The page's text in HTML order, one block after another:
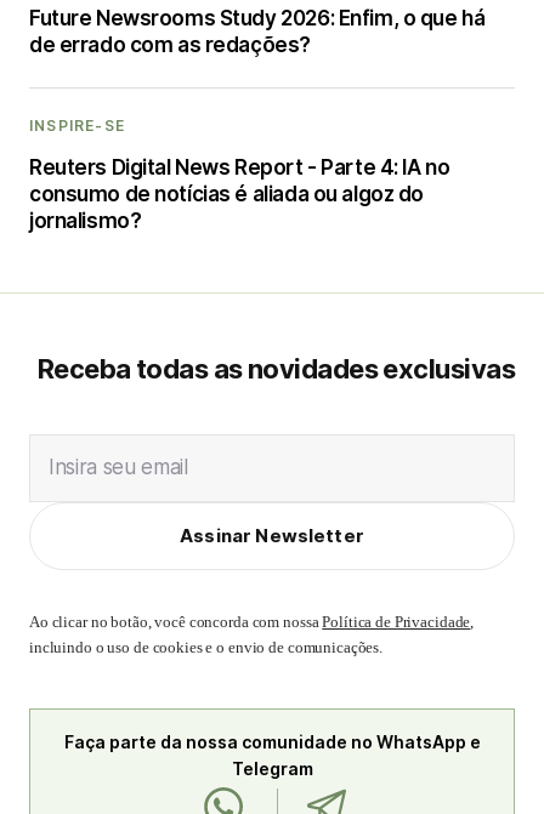
Future Newsrooms Study 2026: Enfim, o que há
de errado com as redações?
INSPIRE-SE
Reuters Digital News Report - Parte 4: IA no
consumo de notícias é aliada ou algoz do
jornalismo?
Receba todas as novidades exclusivas
Insira seu email
Assinar Newsletter
Ao clicar no botão, você concorda com nossaPolítica de Privacidade,
incluindo o uso de cookies e o envio de comunicações.
Faça parte da nossa comunidade no WhatsApp e
Telegram